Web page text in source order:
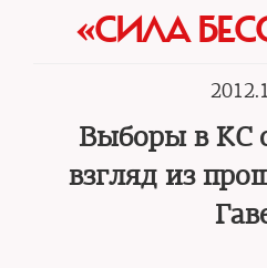
«СИЛА
Выборы в КС
взгляд из